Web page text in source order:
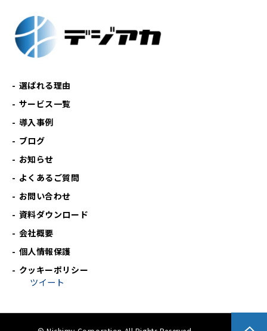
選ばれる理由
サービス一覧
導入事例
ブログ
お知らせ
よくあるご質問
お問い合わせ
資料ダウンロード
会社概要
個人情報保護
クッキーポリシー
ツイート